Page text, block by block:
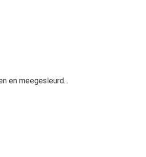
en meegesleurd...